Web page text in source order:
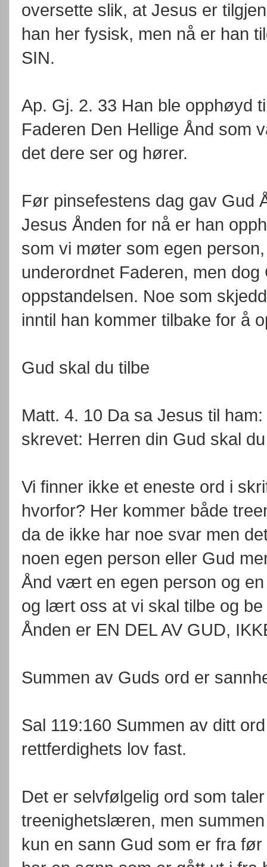
oversette slik, at Jesus er
han her fysisk, men nå er han
SIN.
Ap. Gj. 2. 33 Han ble opphøyd
Faderen Den Hellige Ånd som
det dere ser og hører.
Før pinsefestens dag gav Gud
Jesus Ånden for nå er han
som vi møter som egen
underordnet Faderen, men
oppstandelsen. Noe som
inntil han kommer tilbake for å
Gud skal du tilbe
Matt. 4. 10 Da sa Jesus til
skrevet: Herren din Gud skal
Vi finner ikke et eneste ord i
hvorfor? Her kommer både
da de ikke har noe svar men
noen egen person eller Gud
Ånd vært en egen person og
og lært oss at vi skal tilbe og
Ånden er EN DEL AV GUD,
Summen av Guds ord er
Sal 119:160 Summen av ditt
rettferdighets lov fast.
Det er selvfølgelig ord som
treenighetslæren, men
kun en sann Gud som er fra